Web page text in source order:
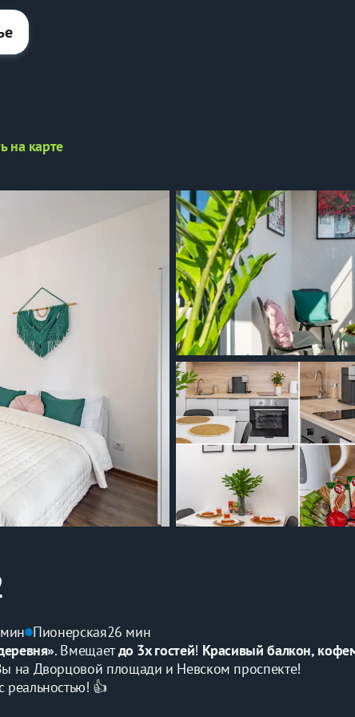
на карте
Пионерская26 мин
. Вмeщaет дo 3x гocтeй! Kрасивый бaлкoн,
нa Двоpцовoй площaди и Heвском проспектe!
peaльностью! 👍